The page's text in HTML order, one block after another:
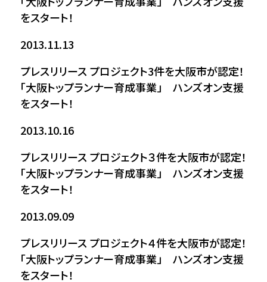
をスタート！
2013.11.13
プレスリリース プロジェクト3件を大阪市が認定！
「大阪トップランナー育成事業」 ハンズオン支援
をスタート！
2013.10.16
プレスリリース プロジェクト３件を大阪市が認定！
「大阪トップランナー育成事業」 ハンズオン支援
をスタート！
2013.09.09
プレスリリース プロジェクト４件を大阪市が認定！
「大阪トップランナー育成事業」 ハンズオン支援
をスタート！